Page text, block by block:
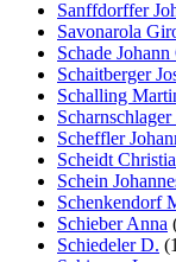
Sanffdorffer
Savonarola
Schade Johann
Schaitberger
Schalling
Scheffler
Scheidt
Schein
Schenkendorf
Schieber Anna
Schiedeler D.